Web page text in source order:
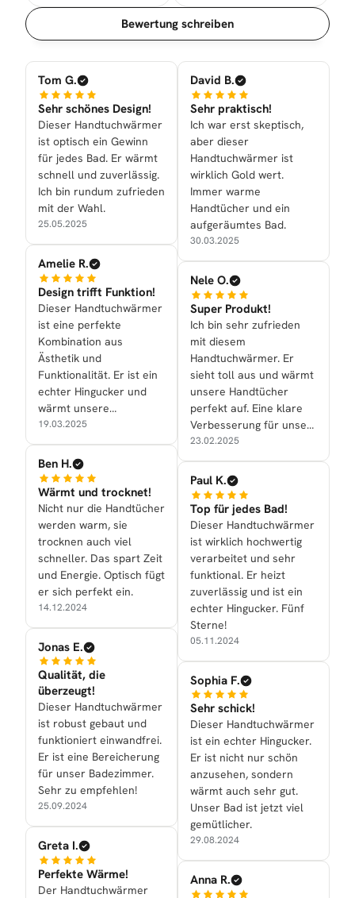
Sortierung
Bewertung schreiben
Tom G.
Sehr schönes Design!
Dieser Handtuchwärmer
ist optisch ein Gewinn
für jedes Bad. Er wärmt
schnell und zuverlässig.
Ich bin rundum zufrieden
mit der Wahl.
25.05.2025
Amelie R.
Design trifft Funktion!
Dieser Handtuchwärmer
ist eine perfekte
Kombination aus
Ästhetik und
Funktionalität. Er ist ein
echter Hingucker und
wärmt unsere
Handtücher zuverlässig.
19.03.2025
Ben H.
Wärmt und trocknet!
Nicht nur die Handtücher
werden warm, sie
trocknen auch viel
schneller. Das spart Zeit
und Energie. Optisch fügt
er sich perfekt ein.
14.12.2024
Jonas E.
Qualität, die
überzeugt!
Dieser Handtuchwärmer
ist robust gebaut und
funktioniert einwandfrei.
Er ist eine Bereicherung
für unser Badezimmer.
Sehr zu empfehlen!
25.09.2024
Greta I.
Perfekte Wärme!
Der Handtuchwärmer
David B.
Sehr praktisch!
Ich war erst skeptisch,
aber dieser
Handtuchwärmer ist
wirklich Gold wert.
Immer warme
Handtücher und ein
aufgeräumtes Bad.
30.03.2025
Nele O.
Super Produkt!
Ich bin sehr zufrieden
mit diesem
Handtuchwärmer. Er
sieht toll aus und wärmt
unsere Handtücher
perfekt auf. Eine klare
Verbesserung für unser
Zuhause.
23.02.2025
Paul K.
Top für jedes Bad!
Dieser Handtuchwärmer
ist wirklich hochwertig
verarbeitet und sehr
funktional. Er heizt
zuverlässig und ist ein
echter Hingucker. Fünf
Sterne!
05.11.2024
Sophia F.
Sehr schick!
Dieser Handtuchwärmer
ist ein echter Hingucker.
Er ist nicht nur schön
anzusehen, sondern
wärmt auch sehr gut.
Unser Bad ist jetzt viel
gemütlicher.
29.08.2024
Anna R.